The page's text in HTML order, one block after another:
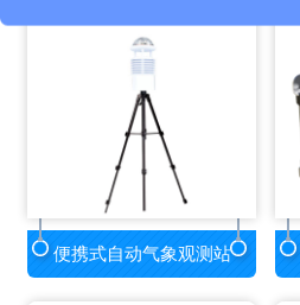
便携式自动气象观测站